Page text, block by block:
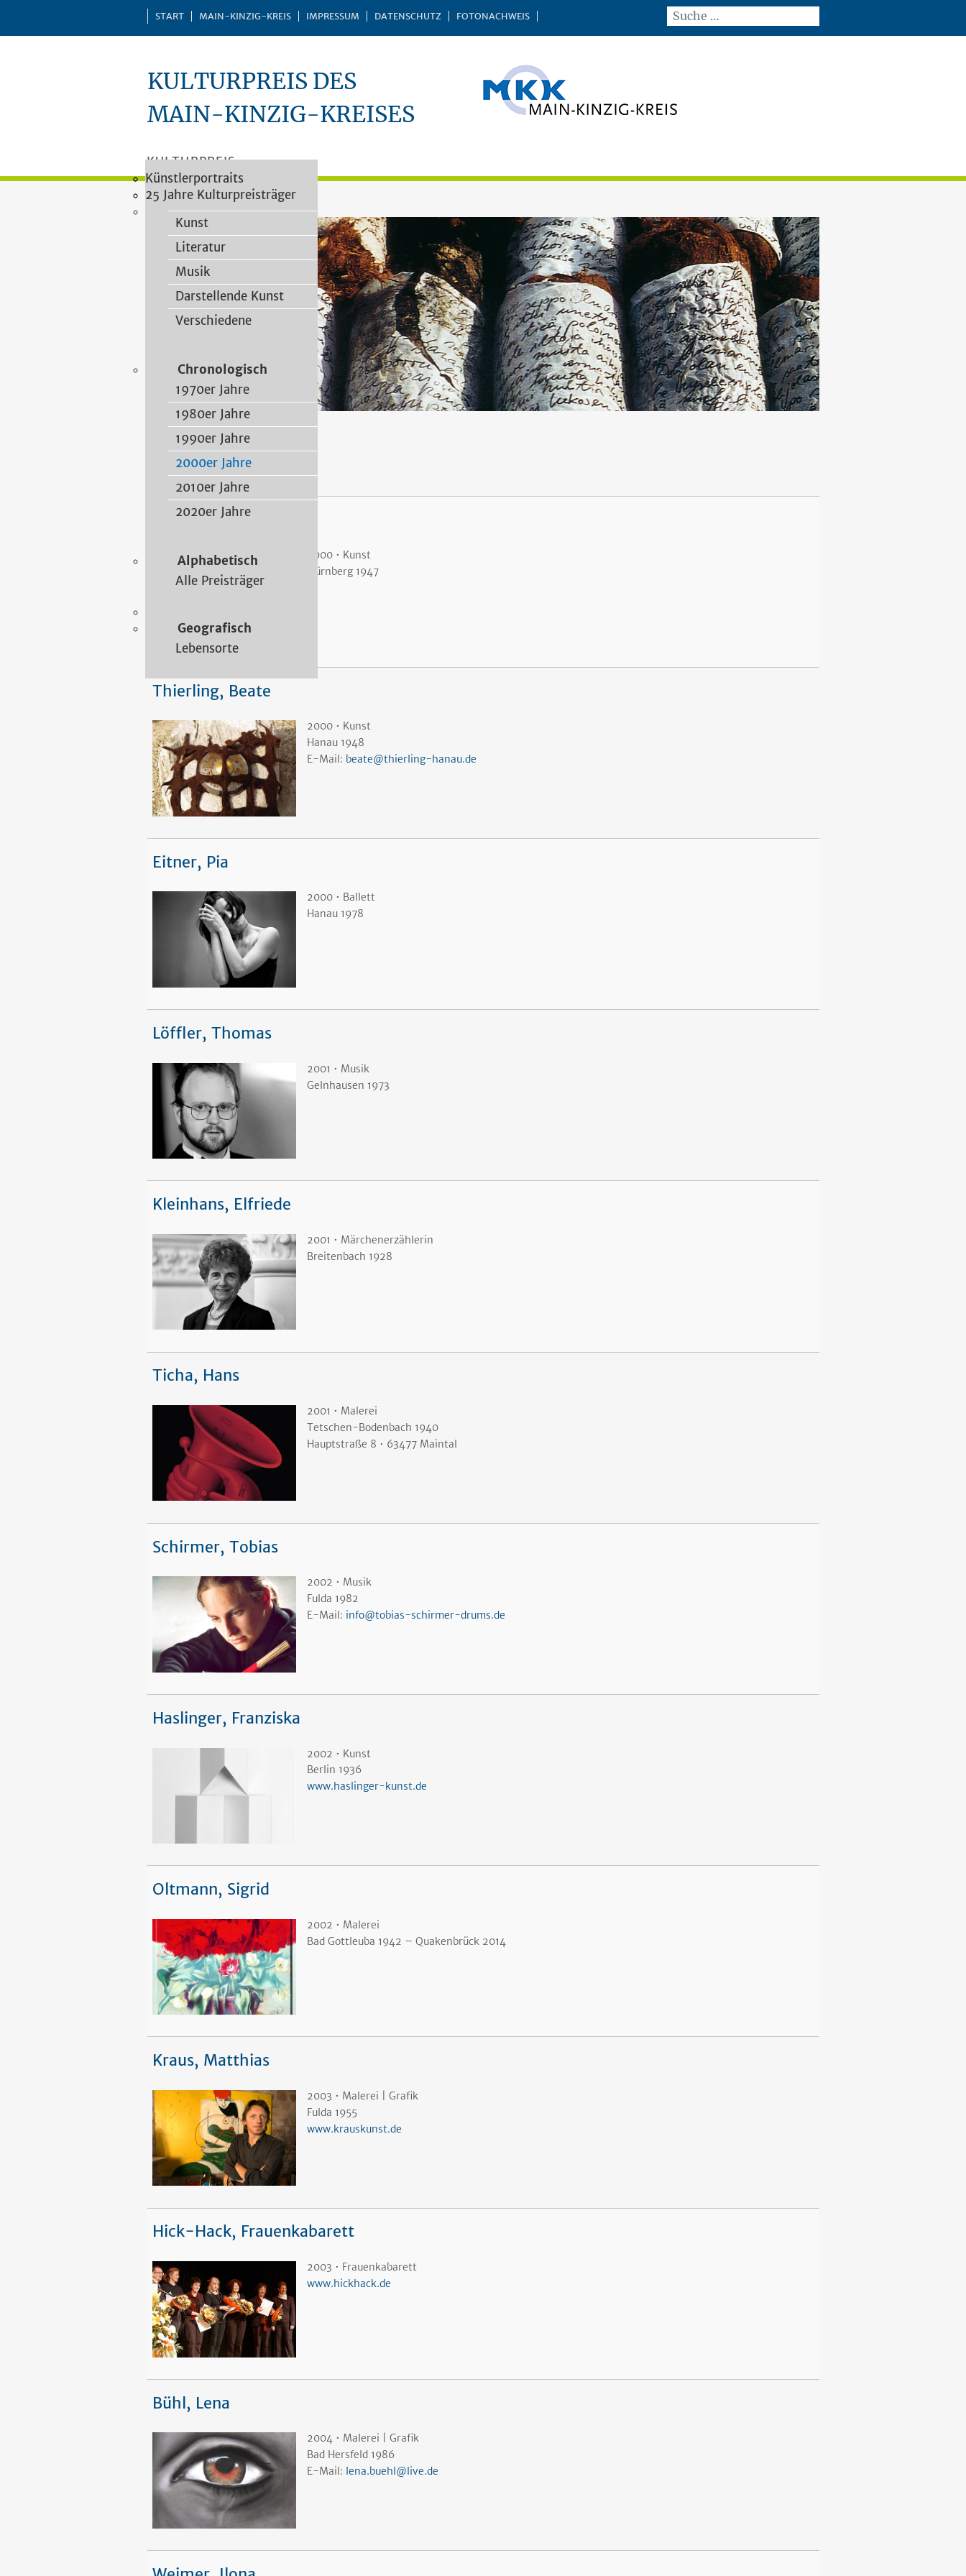
START MAIN-KINZIG-KREIS IMPRESSUM DATENSCHUTZ FOTONACHWEIS
KULTURPREIS DES
MAIN-KINZIG-KREISES
KULTURPREIS
Vergaberichtlinien
Vorschlagsformular
Kulturpreisjury
PREISTRÄGER
Kategorien
Heimatforschung
Kunst
Literatur
Musik
Darstellende Kunst
Verschiedene
Chronologisch
1970er Jahre
1980er Jahre
1990er Jahre
2000er Jahre
2010er Jahre
2020er Jahre
Alphabetisch
Alle Preisträger
Geografisch
Lebensorte
VERLEIHUNGEN
Impressionen
PUBLIKATIONEN
Künstlerportraits
25 Jahre Kulturpreisträger
2000er Jahre
Schraube, Sigrid
2000 • Kunst
Nürnberg 1947
Thierling, Beate
2000 • Kunst
Hanau 1948
E-Mail: beate@thierling-hanau.de
Eitner, Pia
2000 • Ballett
Hanau 1978
Löffler, Thomas
2001 • Musik
Gelnhausen 1973
Kleinhans, Elfriede
2001 • Märchenerzählerin
Breitenbach 1928
Ticha, Hans
2001 • Malerei
Tetschen-Bodenbach 1940
Hauptstraße 8 • 63477 Maintal
Schirmer, Tobias
2002 • Musik
Fulda 1982
E-Mail: info@tobias-schirmer-drums.de
Haslinger, Franziska
2002 • Kunst
Berlin 1936
www.haslinger-kunst.de
Oltmann, Sigrid
2002 • Malerei
Bad Gottleuba 1942 – Quakenbrück 2014
Kraus, Matthias
2003 • Malerei | Grafik
Fulda 1955
www.krauskunst.de
Hick-Hack, Frauenkabarett
2003 • Frauenkabarett
www.hickhack.de
Bühl, Lena
2004 • Malerei | Grafik
Bad Hersfeld 1986
E-Mail: lena.buehl@live.de